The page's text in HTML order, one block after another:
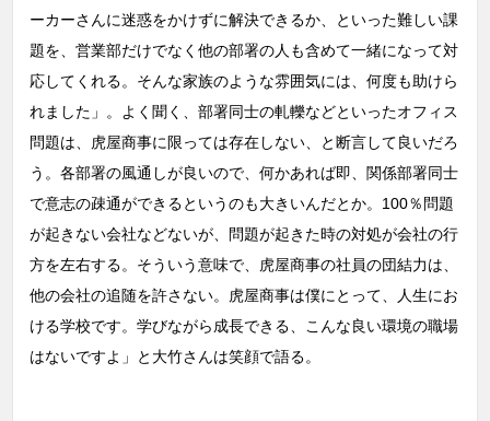
ーカーさんに迷惑をかけずに解決できるか、といった難しい課
題を、営業部だけでなく他の部署の人も含めて一緒になって対
応してくれる。そんな家族のような雰囲気には、何度も助けら
れました」。よく聞く、部署同士の軋轢などといったオフィス
問題は、虎屋商事に限っては存在しない、と断言して良いだろ
う。各部署の風通しが良いので、何かあれば即、関係部署同士
で意志の疎通ができるというのも大きいんだとか。100％問題
が起きない会社などないが、問題が起きた時の対処が会社の行
方を左右する。そういう意味で、虎屋商事の社員の団結力は、
他の会社の追随を許さない。虎屋商事は僕にとって、人生にお
ける学校です。学びながら成長できる、こんな良い環境の職場
はないですよ」と大竹さんは笑顔で語る。